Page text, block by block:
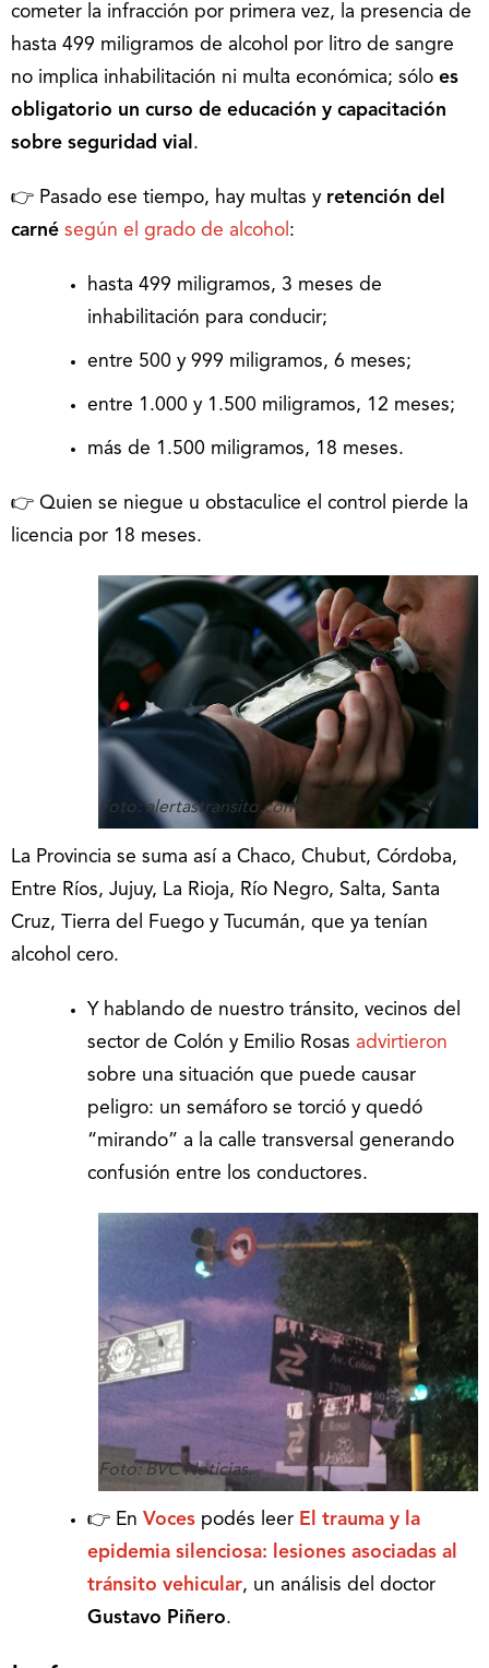
cometer la infracción por primera vez, la presencia de
hasta 499 miligramos de alcohol por litro de sangre
no implica inhabilitación ni multa económica; sólo es
obligatorio un curso de educación y capacitación
sobre seguridad vial .
👉 Pasado ese tiempo, hay multas y retención del
carné según el grado de alcohol :
hasta 499 miligramos, 3 meses de
inhabilitación para conducir;
entre 500 y 999 miligramos, 6 meses;
entre 1.000 y 1.500 miligramos, 12 meses;
más de 1.500 miligramos, 18 meses.
👉 Quien se niegue u obstaculice el control pierde la
licencia por 18 meses.
Foto: alertastransito.com
La Provincia se suma así a Chaco, Chubut, Córdoba,
Entre Ríos, Jujuy, La Rioja, Río Negro, Salta, Santa
Cruz, Tierra del Fuego y Tucumán, que ya tenían
alcohol cero.
Y hablando de nuestro tránsito, vecinos del
sector de Colón y Emilio Rosas advirtieron
sobre una situación que puede causar
peligro: un semáforo se torció y quedó
“mirando” a la calle transversal generando
confusión entre los conductores.
Foto: BVC Noticias.
👉 En Voces podés leer El trauma y la
epidemia silenciosa: lesiones asociadas al
tránsito vehicular, un análisis del doctor
Gustavo Piñero.